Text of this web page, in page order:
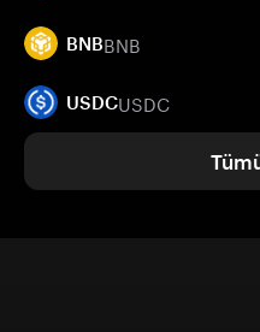
BNBBNB
USDCUSDC